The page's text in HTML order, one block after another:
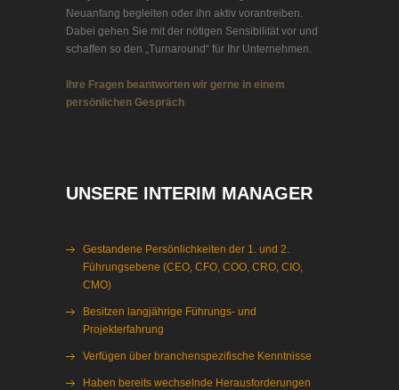
Neuanfang begleiten oder ihn aktiv vorantreiben.
Dabei gehen Sie mit der nötigen Sensibilität vor und
schaffen so den „Turnaround“ für Ihr Unternehmen.
Ihre Fragen beantworten wir gerne in einem
persönlichen Gespräch
UNSERE INTERIM MANAGER
Gestandene Persönlichkeiten der 1. und 2.
Führungsebene (CEO, CFO, COO, CRO, CIO,
CMO)
Besitzen langjährige Führungs- und
Projekterfahrung
Verfügen über branchenspezifische Kenntnisse
Haben bereits wechselnde Herausforderungen